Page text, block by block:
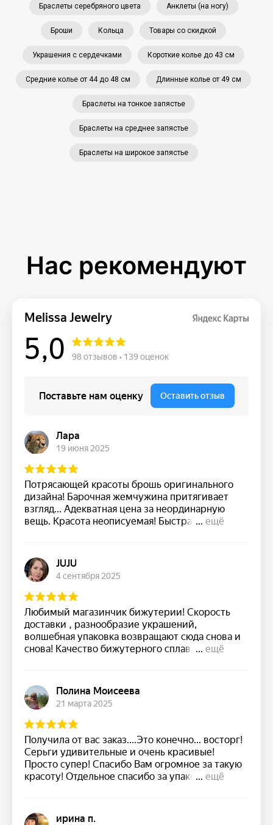
Браслеты серебряного цвета Анклеты (на ногу)
Броши Кольца Товары со скидкой
Украшения с сердечками Короткие колье до 43 см
Средние колье от 44 до 48 см Длинные колье от 49 см
Браслеты на тонкое запястье
Браслеты на среднее запястье
Браслеты на широкое запястье
Нас рекомендуют